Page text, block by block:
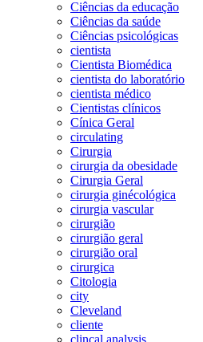
Ciências da educação
Ciências da saúde
Ciências psicológicas
cientista
Cientista Biomédica
cientista do laboratório
cientista médico
Cientistas clínicos
Cínica Geral
circulating
Cirurgia
cirurgia da obesidade
Cirurgia Geral
cirurgia ginécológica
cirurgia vascular
cirurgião
cirurgião geral
cirurgião oral
cirurgica
Citologia
city
Cleveland
cliente
clincal analysis